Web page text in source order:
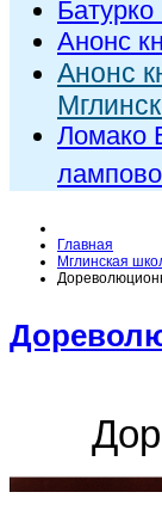
Анонс
Анонс
Ломако
Главная
Мглинская